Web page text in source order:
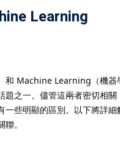
Learning
和 Machine Learning（機器
題之一。儘管這兩者密切相
一些明顯的區別。以下將詳細
。